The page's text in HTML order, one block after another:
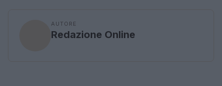
AUTORE
Redazione Online